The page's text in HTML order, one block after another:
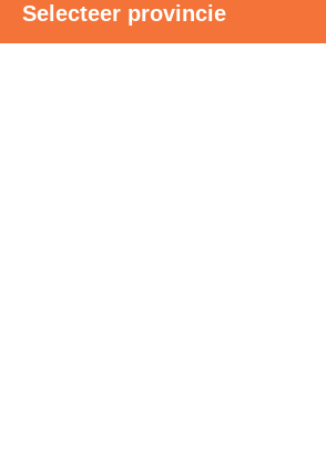
Selecteer provincie